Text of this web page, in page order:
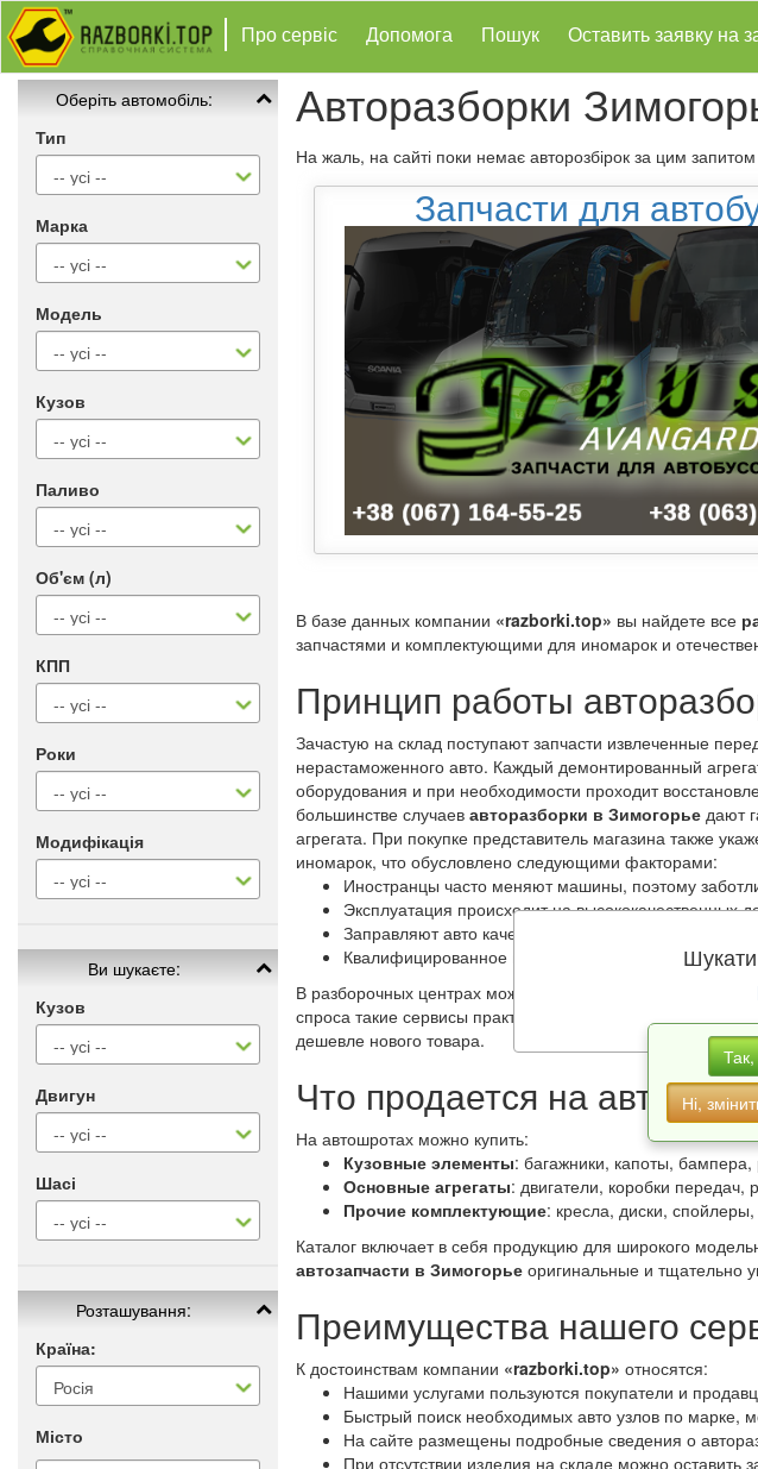
Про сервіс Допомога Пошук Оставить заявку на
Ні,
Оберіть автомобіль:
Тип
Марка
Модель
Кузов
Паливо
Об'єм (л)
КПП
Роки
Модифікація
Ви шукаєте:
Кузов
Двигун
Шасі
Розташування:
Країна:
Місто
Авторазборки
На жаль, на сайті поки немає авторозбірок за цим запитом
Запчасти для
В базе данных компании «razborki.top» вы найдете все
запчастями и комплектующими для иномарок и
Принцип работы
Зачастую на склад поступают запчасти извлеченные
нерастаможенного авто. Каждый демонтированный
оборудования и при необходимости проходит
большинстве случаев авторазборки в Зимогорье дают
агрегата. При покупке представитель магазина также
иномарок, что обусловлено следующими факторами:
Иностранцы часто меняют машины, поэтому
Эксплуатация происходит на высококачественных
Заправляют авто качественным топливом;
Квалифицированное и своевременное
В разборочных центрах можно выбрать запасные части
спроса такие сервисы практически не уступают
дешевле нового товара.
Что продается на
На автошротах можно купить:
Кузовные элементы: багажники, капоты,
Основные агрегаты: двигатели, коробки
Прочие комплектующие: кресла, диски,
Каталог включает в себя продукцию для широкого
автозапчасти в Зимогорье оригинальные и тщательно
Преимущества нашего
К достоинствам компании «razborki.top» относятся:
Нашими услугами пользуются покупатели и
Быстрый поиск необходимых авто узлов по марке,
На сайте размещены подробные сведения о
При отсутствии изделия на складе можно оставить